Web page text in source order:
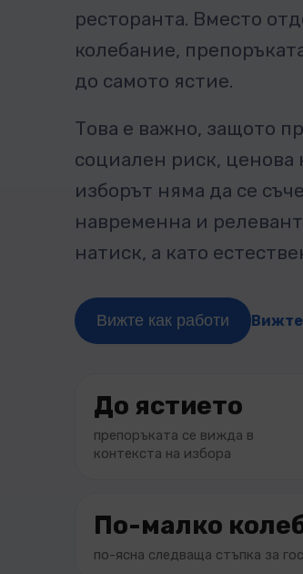
ресторанта. Вместо
колебание,
до самото ястие.
Това е важно, защото
социален риск, ценова
изборът няма да се
навременна и
натиск, а като
Вижте как работи Вижте
До ястието
препоръката се вижда в
контекста на избора
По-малко
по-ясна следваща стъпка за